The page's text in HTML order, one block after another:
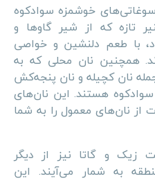
خوشمزه سوادکوه
تازه که از شیر گاوها و
با طعم دلنشین و خواصی
همچنین نان محلی که به
نان کچیله و نان پنجه‌کش
هستند. این نان‌های
از نان‌های معمول را به شما
زیک و گاتا نیز از دیگر
به شمار می‌آیند. این